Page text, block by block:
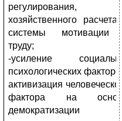
регулирования,
хозяйственного
системы мотивации
труду;
-усиление
психологических
активизация
фактора на
демократизации